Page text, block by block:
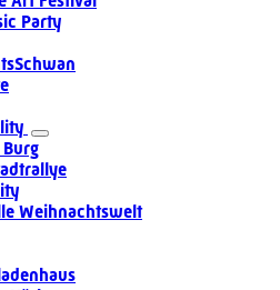
Party
Burg
Weihnachtswelt